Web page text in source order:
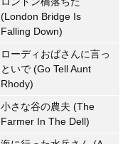
(London Bridge Is
Falling Down)
ローディおばさんに言っ
といで (Go Tell Aunt
Rhody)
小さな谷の農夫 (The
Farmer In The Dell)